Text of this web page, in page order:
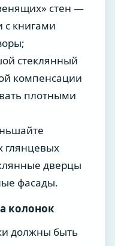
стен —
книгами
стеклянный
компенсации
плотными
глянцевых
дверцы
фасады.
колонок
должны быть